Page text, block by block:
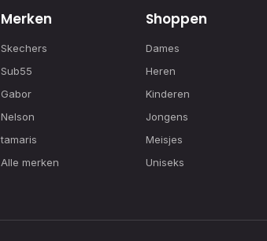
Merken
Skechers
Sub55
Gabor
Nelson
tamaris
Alle merken
Shoppen
Dames
Heren
Kinderen
Jongens
Meisjes
Uniseks